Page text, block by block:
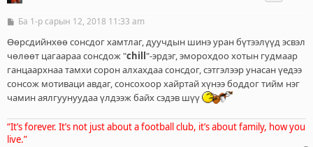
Б
ч
э
г
Ба 1-р сарын 12, 2018 11:33 am
Өөрсдийнхөө сонсдог хамтлаг, дуучдын шинэ уран бүтээлүүд эсвэл
чөлөөт цагаараа сонсдож "chill"-эрдэг, эморохдоо хотын гудмаар
ганцаархнаа тамхи сорон алхахдаа сонсдог, сэтгэлээр унасан үедээ
сонсож мотиваци авдаг, сонсохоор хайртай хүнээ боддог тийм нэг
чамин аялгуунуудаа үлдээж байх сэдэв шүү
“It’s forever. It’s not just about a football club, it’s about family, how you
live.”